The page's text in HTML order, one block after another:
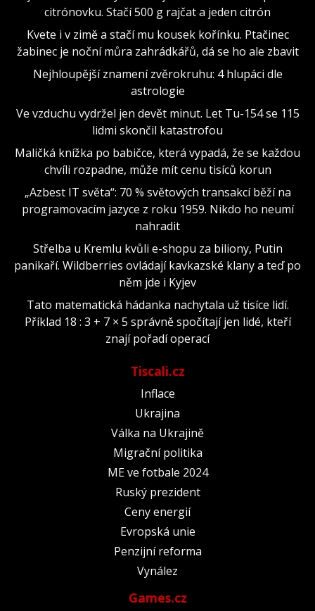
citrónovku. Stačí 500 g rajčat a jeden citrón
Kvete i v zimě a stačí mu kousek kořínku. Ptačinec
žabinec je noční můra zahrádkářů, dá se ho ale zbavit
Nejhloupější znamení zvěrokruhu: 4 hlupáci dle
astrologie
Ve vzduchu vydržel jen devět minut. Let Tu-154 se 115
lidmi skončil katastrofou
Maličká knížka po babičce, která vypadá, že se každou
chvíli rozpadne, může mít cenu tisíců korun
„Azbest IT světa“: 70 % světových transakcí běží na
programovacím jazyce z roku 1959. Nikdo ho neumí
nahradit
Střelba u Kremlu kvůli e-shopu za biliony, Putin
panikaří. Wildberries ovládají kavkazské klany a teď po
něm jde i Kyjev
Tato matematická hádanka nachytala už tisíce lidí.
Příklad 18 : 3 + 7 × 5 správně spočítají jen lidé, kteří
znají pořadí operací
Tiscali.cz
Inflace
Ukrajina
Válka na Ukrajině
Migrační politika
ME ve fotbale 2024
Ruský prezident
Ceny energií
Evropská unie
Penzijní reforma
Vynález
Games.cz